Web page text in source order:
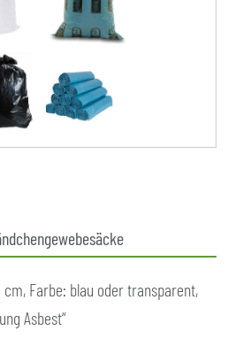
cm, Farbe: blau oder transparent,
Asbest“